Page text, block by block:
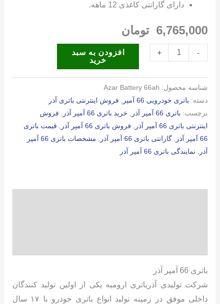
دارای گارانتی کاغذی 12 ماهه.
6,765,000 تومان
-
آمپر
+
افزودن به سبد
خرید
شناسه محصول: Azar Battery 66ah
دسته: باتری خودرویی 66 آمپر , فروش اینترنتی باتری آذر
برچسب: باتری 66 آمپر آذر , خرید باتری 66 آمپر آذر , فروش
اینترنتی باتری 66 آمپر آذر
, فروش باتری 66 آمپر آذر , قیمت باتری
66 آمپر آذر
, گارانتی باتری 66 آمپر آذر ,
مشخصات باتری 66 آمپر
آذر , نمایندگی باتری 66 آمپر آذر
باتری 66 آمپر آذر
شرکت تولیدی آذرباتری ارومیه یکی از اولین تولید کنندگان
داخلی موفق در زمینه تولید انواع باتری خودرو با ۱۷ سال